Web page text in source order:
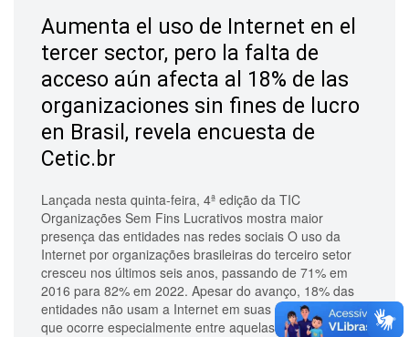
Aumenta el uso de Internet en el
tercer sector, pero la falta de
acceso aún afecta al 18% de las
organizaciones sin fines de lucro
en Brasil, revela encuesta de
Cetic.br
Lançada nesta quinta-feira, 4ª edição da TIC
Organizações Sem Fins Lucrativos mostra maior
presença das entidades nas redes sociais O uso da
Internet por organizações brasileiras do terceiro setor
cresceu nos últimos seis anos, passando de 71% em
2016 para 82% em 2022. Apesar do avanço, 18% das
entidades não usam a Internet em suas atividades, o
que ocorre especialmente entre aquelas de menor po...